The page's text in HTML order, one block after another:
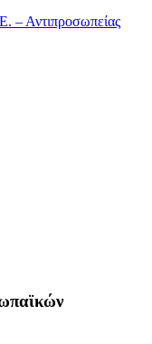
– Αντιπροσωπείας